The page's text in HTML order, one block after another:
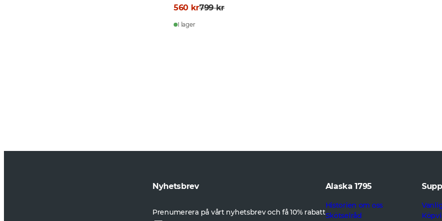
560 kr799 kr
I lager
Nyhetsbrev
Prenumerera på vårt nyhetsbrev och få 10% rabatt
Alaska 1795
Historien om oss
Skötselråd